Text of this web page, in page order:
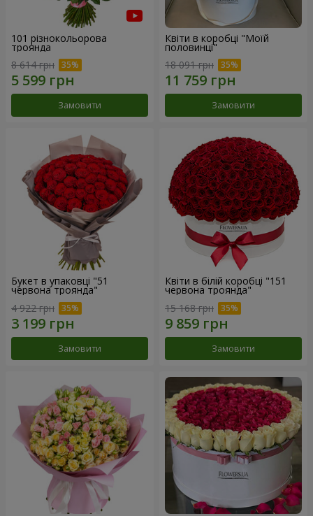
101 різнокольорова
троянда
8 614 грн
Замовити
Квіти в коробці "Моїй
половинці"
18 091 грн
Замовити
Букет в упаковці "51
червона троянда"
4 922 грн
Замовити
Квіти в білій коробці "151
червона троянда"
15 168 грн
Замовити